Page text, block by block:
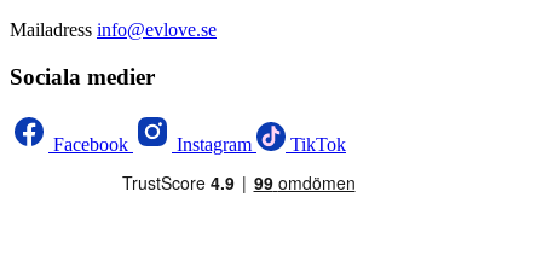
Mailadress info@evlove.se
Sociala medier
Facebook Instagram TikTok